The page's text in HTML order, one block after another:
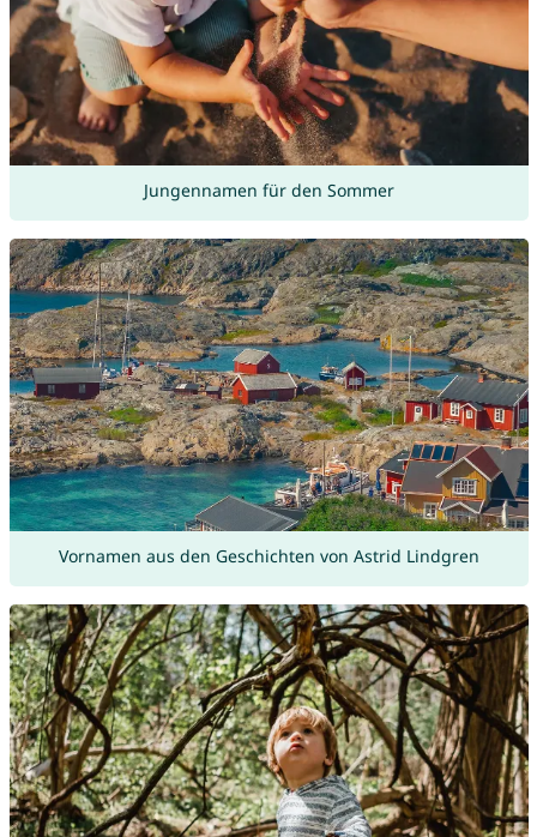
Jungennamen für den Sommer
Vornamen aus den Geschichten von Astrid Lindgren